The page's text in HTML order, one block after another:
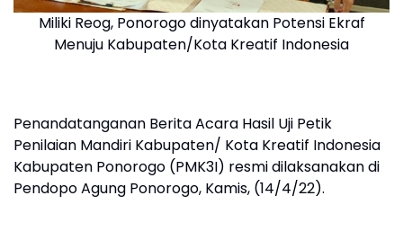
Miliki Reog, Ponorogo dinyatakan Potensi Ekraf
Menuju Kabupaten/Kota Kreatif Indonesia
Penandatanganan Berita Acara Hasil Uji Petik
Penilaian Mandiri Kabupaten/ Kota Kreatif Indonesia
Kabupaten Ponorogo (PMK3I) resmi dilaksanakan di
Pendopo Agung Ponorogo, Kamis, (14/4/22).